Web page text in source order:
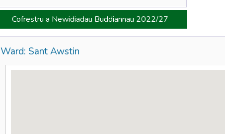
Cofrestru a Newidiadau Buddiannau 2022/27
Ward: Sant Awstin